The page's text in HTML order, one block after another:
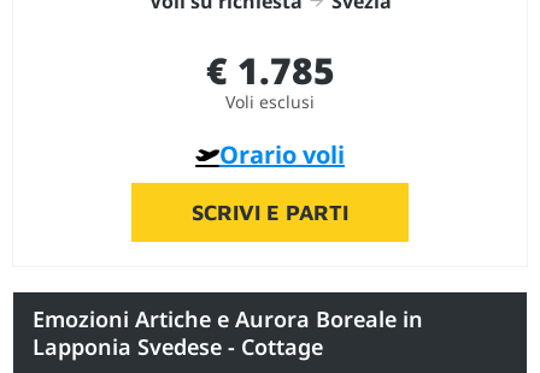
€ 1.785
Voli esclusi
Orario voli
SCRIVI E PARTI
Emozioni Artiche e Aurora Boreale in
Lapponia Svedese - Cottage